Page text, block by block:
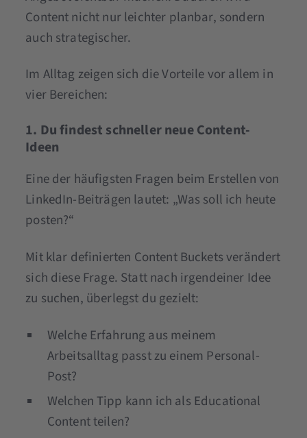
Content nicht nur leichter planbar, sondern
auch strategischer.
Im Alltag zeigen sich die Vorteile vor allem in
vier Bereichen:
1. Du findest schneller neue Content-
Ideen
Eine der häufigsten Fragen beim Erstellen von
LinkedIn-Beiträgen lautet: „Was soll ich heute
posten?“
Mit klar definierten Content Buckets verändert
sich diese Frage. Statt nach irgendeiner Idee
zu suchen, überlegst du gezielt:
Welche Erfahrung aus meinem
Arbeitsalltag passt zu einem Personal-
Post?
Welchen Tipp kann ich als Educational
Content teilen?